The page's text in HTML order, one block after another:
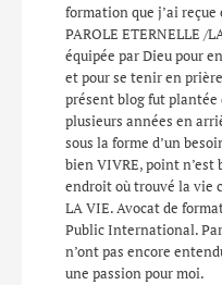
formation que j’ai
PAROLE ETERNELLE /
équipée par Dieu pour
et pour se tenir en
présent blog fut
plusieurs années en
sous la forme d’un
bien VIVRE, point n’est
endroit où trouvé la vie
LA VIE. Avocat de
Public International.
n’ont pas encore
une passion pour moi.